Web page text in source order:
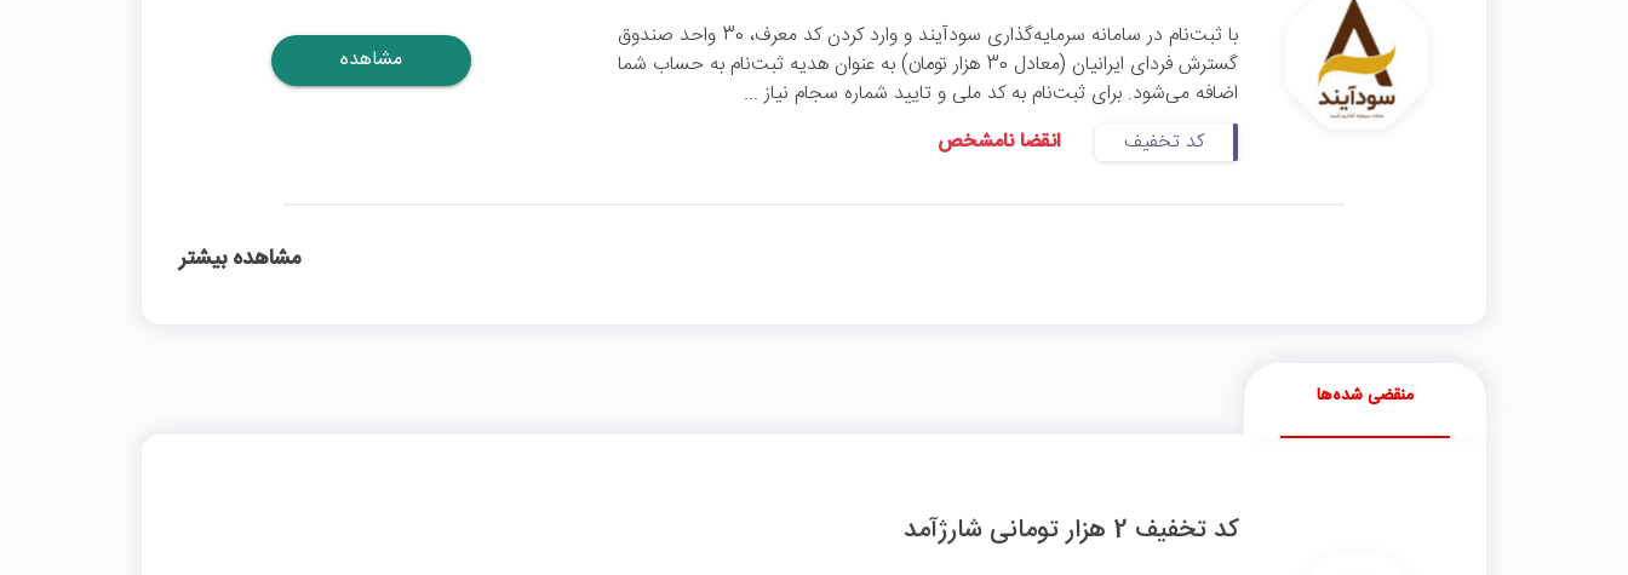
با ثبت‌نام در سامانه سرمایه‌گذاری سودآیند و وارد کردن کد معرف، 30 واحد صندوق
گسترش فردای ایرانیان (معادل 30 هزار تومان) به عنوان هدیه ثبت‌نام به حساب شما
اضافه می‌شود. برای ثبت‌نام به کد ملی و تایید شماره سجام نیاز ...
کد تخفیف
انقضا نامشخص
مشاهده
مشاهده بیشتر
منقضی شده‌ها
کد تخفیف 2 هزار تومانی شارژآمد